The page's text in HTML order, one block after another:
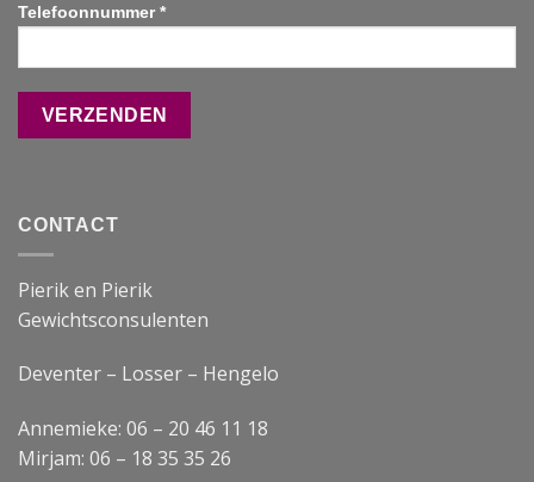
Telefoonnummer *
CONTACT
Pierik en Pierik
Gewichtsconsulenten
Deventer – Losser – Hengelo
Annemieke: 06 – 20 46 11 18
Mirjam: 06 – 18 35 35 26